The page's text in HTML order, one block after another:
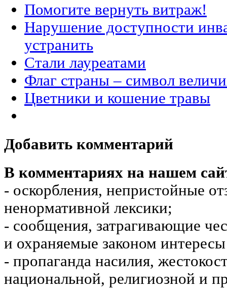
Помогите вернуть витраж!
Нарушение доступности
устранить
Стали лауреатами
Флаг страны – символ
Цветники и кошение травы
Добавить комментарий
В комментариях на нашем
- оскорбления, непристойные
ненормативной лексики;
- сообщения, затрагивающие
и охраняемые законом
- пропаганда насилия,
национальной, религиозной и